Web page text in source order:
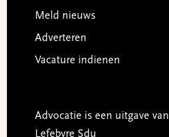
Meld nieuws
Adverteren
Vacature indienen
Advocatie is een uitgave van
Lefebvre Sdu